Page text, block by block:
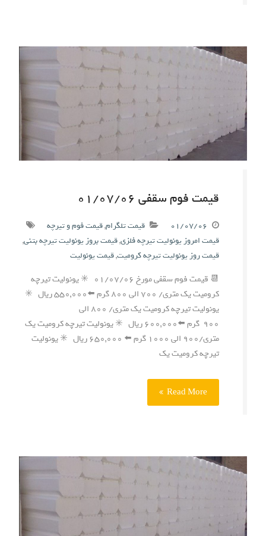
قیمت فوم سقفی ۰۱/۰۷/۰۶
۰۱/۰۷/۰۶ قیمت تلگرام,قیمت فوم و تیرچه
قیمت امروز یونولیت تیرچه فلزی,قیمت بروز یونولیت تیرچه بتنی,
قیمت روز یونولیت تیرچه کرومیت,قیمت یونولیت
📆 قیمت فوم سقفی مورخ ۰۱/۰۷/۰۶ ✳️ یونولیت تیرچه
کرومیت یک متری/ ۷۰۰ الی ۸۰۰ گرم ⬅️۵۵۰,۰۰۰ ریال ✳️
یونولیت تیرچه کرومیت یک متری/ ۸۰۰ الی
۹۰۰ گرم ⬅️۶۰۰,۰۰۰ ریال ✳️ یونولیت تیرچه کرومیت یک
متری/۹۰۰ الی ۱۰۰۰ گرم ⬅️ ۶۵۰,۰۰۰ ریال ✳️ یونولیت
تیرچه کرومیت یک
Read More